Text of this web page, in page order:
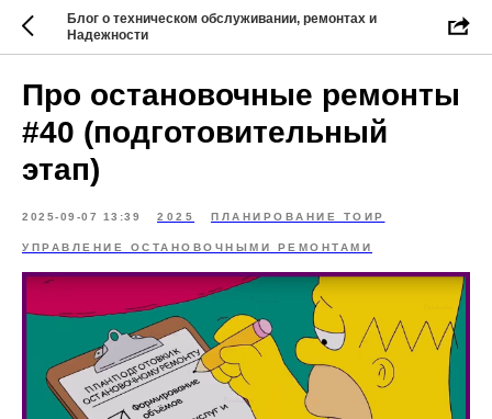
Блог о техническом обслуживании, ремонтах и
Надежности
Про остановочные ремонты
#40 (подготовительный
этап)
2025-09-07 13:39 2025 ПЛАНИРОВАНИЕ ТОИР
УПРАВЛЕНИЕ ОСТАНОВОЧНЫМИ РЕМОНТАМИ